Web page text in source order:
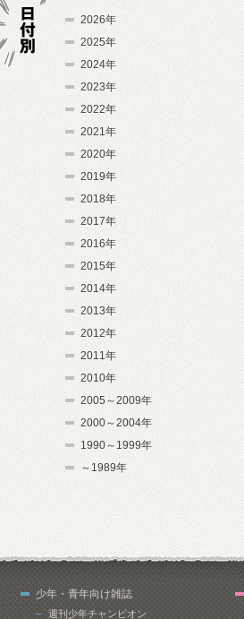
2026年
2025年
2024年
2023年
2022年
2021年
2020年
2019年
2018年
2017年
2016年
2015年
2014年
2013年
2012年
2011年
2010年
2005～2009年
2000～2004年
1990～1999年
～1989年
少年・青年向け雑誌
週刊少年チャンピオン